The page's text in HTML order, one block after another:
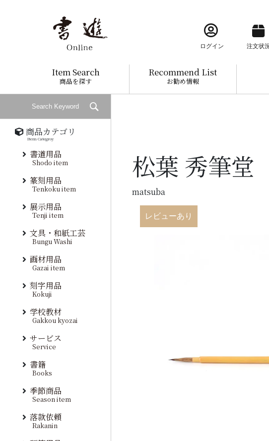
ログイン 注文状
Item Search
商品を探す
Recommend List
お勧め情報
松葉 秀筆堂
matsuba
レビューあり
商品カテゴリ
Item Categroy
書道用品
Shodo item
篆刻用品
Tenkoku item
展示用品
Tenji item
文具・和紙工芸
Bungu Washi
画材用品
Gazai item
刻字用品
Kokuji
学校教材
Gakkou kyozai
サービス
Service
書籍
Books
季節商品
Season item
落款依頼
Rakanin